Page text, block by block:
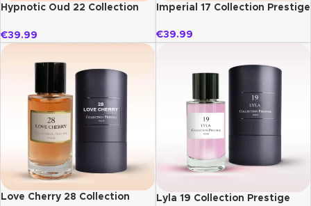
Hypnotic Oud 22 Collection
€39.99
Imperial 17 Collection Prestige
€39.99
Love Cherry 28 Collection
Lyla 19 Collection Prestige